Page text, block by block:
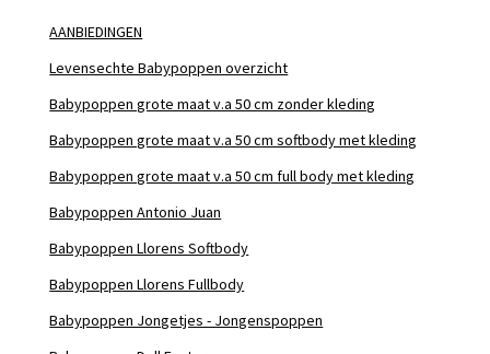
AANBIEDINGEN
Levensechte Babypoppen overzicht
Babypoppen grote maat v.a 50 cm zonder kleding
Babypoppen grote maat v.a 50 cm softbody met kleding
Babypoppen grote maat v.a 50 cm full body met kleding
Babypoppen Antonio Juan
Babypoppen Llorens Softbody
Babypoppen Llorens Fullbody
Babypoppen Jongetjes - Jongenspoppen